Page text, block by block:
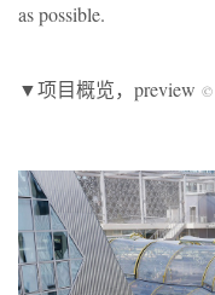
as possible.
▼项目概览，preview ©